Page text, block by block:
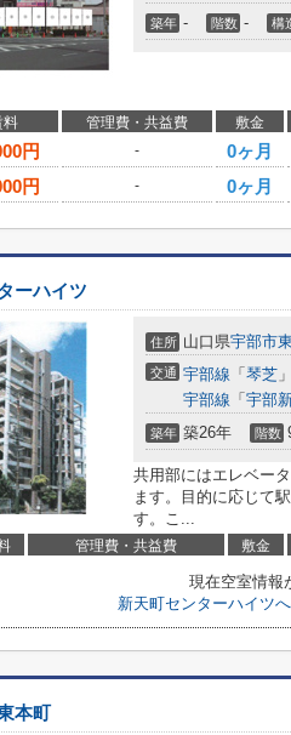
築年 - 階数 - 構
料 管理費・共益費 敷金
円 - 0ヶ月
円 - 0ヶ月
ーハイツ
住所 山口県宇部市
交通 宇部線 「 琴芝
宇部線 「 宇部
築年 築26年 階数
共用部にはエレベー
ます。目的に応じて
す。こ...
管理費・共益費 敷金
現在空室情報
新天町センターハイツ
本町